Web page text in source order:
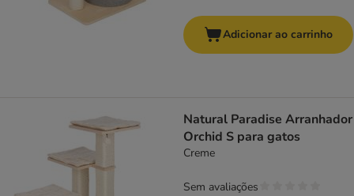
Adicionar ao carrinho
Natural Paradise Arranhador
Orchid S para gatos
Creme
Sem avaliações